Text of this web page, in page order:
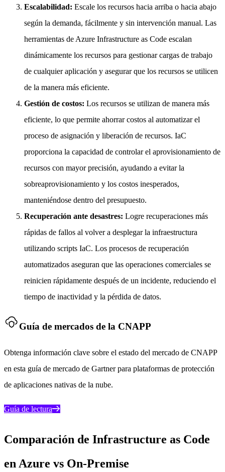
Escalabilidad: Escale los recursos hacia arriba o hacia abajo
según la demanda, fácilmente y sin intervención manual. Las
herramientas de Azure Infrastructure as Code escalan
dinámicamente los recursos para gestionar cargas de trabajo
de cualquier aplicación y asegurar que los recursos se utilicen
de la manera más eficiente.
Gestión de costos: Los recursos se utilizan de manera más
eficiente, lo que permite ahorrar costos al automatizar el
proceso de asignación y liberación de recursos. IaC
proporciona la capacidad de controlar el aprovisionamiento de
recursos con mayor precisión, ayudando a evitar la
sobreaprovisionamiento y los costos inesperados,
manteniéndose dentro del presupuesto.
Recuperación ante desastres: Logre recuperaciones más
rápidas de fallos al volver a desplegar la infraestructura
utilizando scripts IaC. Los procesos de recuperación
automatizados aseguran que las operaciones comerciales se
reinicien rápidamente después de un incidente, reduciendo el
tiempo de inactividad y la pérdida de datos.
Guía de mercados de la CNAPP
Obtenga información clave sobre el estado del mercado de CNAPP
en esta guía de mercado de Gartner para plataformas de protección
de aplicaciones nativas de la nube.
Guía de lectura
Comparación de Infrastructure as Code
en Azure vs On-Premise